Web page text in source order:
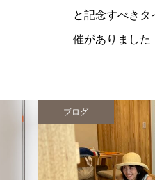
と記念すべきタ
催がありまし
ブログ